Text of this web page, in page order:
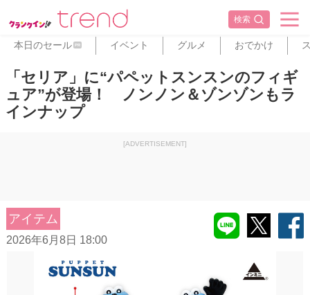
検索
本日のセール PR イベント グルメ おでかけ
「セリア」に“パペットスンスンのフィギ
ュア”が登場！ ノンノン＆ゾンゾンもラ
インナップ
[ADVERTISEMENT]
アイテム
2026年6月8日 18:00